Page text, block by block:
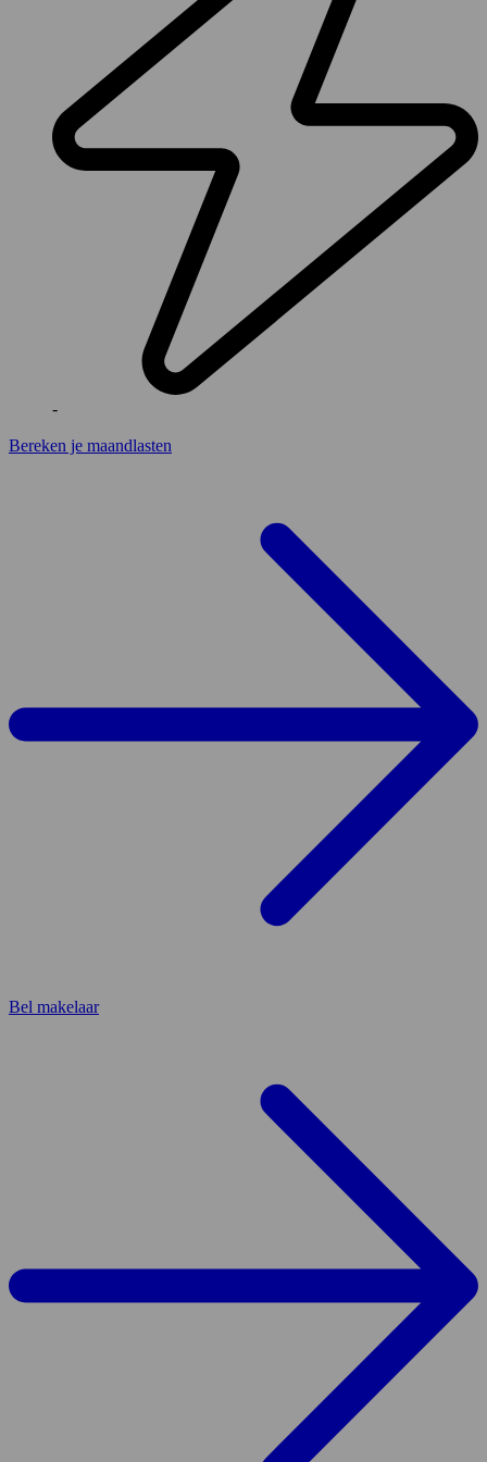
-
Bereken je maandlasten
Bel makelaar